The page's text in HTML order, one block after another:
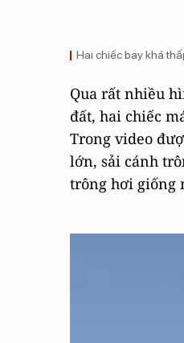
Hai chiếc bay khá
Qua rất nhiều
đất, hai chiếc
Trong video
lớn, sải cánh
trông hơi giống